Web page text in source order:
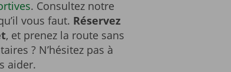
. Consultez notre
vous faut. Réservez
, et prenez la route sans
? N’hésitez pas à
aider.